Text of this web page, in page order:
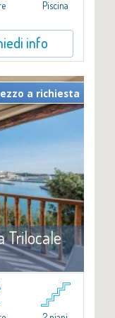
Piscina
info
Trilocale
Affitto
nel cuore della
prestigioso
a richiesta